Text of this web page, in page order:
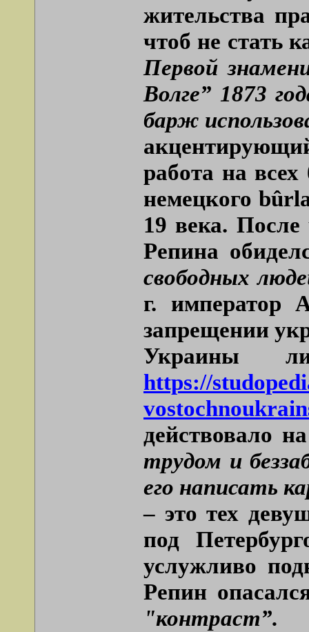
жительства
чтоб не стать
Первой
Волге” 1873
барж
работа на
немецкого
19 века.
Репина
свободных
г. император
запрещении
Украины
https://
действовало
трудом и
его написать
– это тех
под
услужливо
Репин
"контраст”.